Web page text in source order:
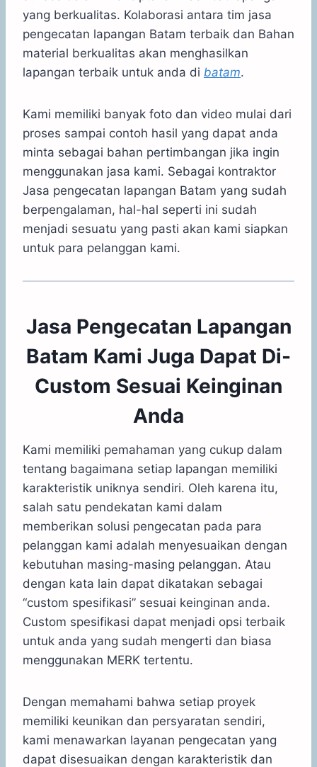
yang berkualitas. Kolaborasi antara tim jasa
pengecatan lapangan Batam terbaik dan Bahan
material berkualitas akan menghasilkan
lapangan terbaik untuk anda di batam.
Kami memiliki banyak foto dan video mulai dari
proses sampai contoh hasil yang dapat anda
minta sebagai bahan pertimbangan jika ingin
menggunakan jasa kami. Sebagai kontraktor
Jasa pengecatan lapangan Batam yang sudah
berpengalaman, hal-hal seperti ini sudah
menjadi sesuatu yang pasti akan kami siapkan
untuk para pelanggan kami.
Jasa Pengecatan Lapangan
Batam Kami Juga Dapat Di-
Custom Sesuai Keinginan
Anda
Kami memiliki pemahaman yang cukup dalam
tentang bagaimana setiap lapangan memiliki
karakteristik uniknya sendiri. Oleh karena itu,
salah satu pendekatan kami dalam
memberikan solusi pengecatan pada para
pelanggan kami adalah menyesuaikan dengan
kebutuhan masing-masing pelanggan. Atau
dengan kata lain dapat dikatakan sebagai
“custom spesifikasi” sesuai keinginan anda.
Custom spesifikasi dapat menjadi opsi terbaik
untuk anda yang sudah mengerti dan biasa
menggunakan MERK tertentu.
Dengan memahami bahwa setiap proyek
memiliki keunikan dan persyaratan sendiri,
kami menawarkan layanan pengecatan yang
dapat disesuaikan dengan karakteristik dan